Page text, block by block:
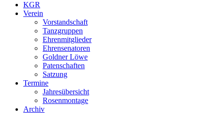
KGR
Verein
Vorstandschaft
Tanzgruppen
Ehrenmitglieder
Ehrensenatoren
Goldner Löwe
Patenschaften
Satzung
Termine
Jahresübersicht
Rosenmontage
Archiv